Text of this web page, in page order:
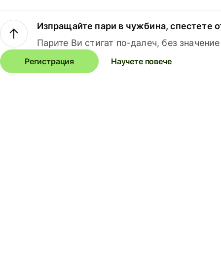
Изпращайте пари в чужбина, спестете
Парите Ви стигат по-далеч, без
Регистрация Научете повече